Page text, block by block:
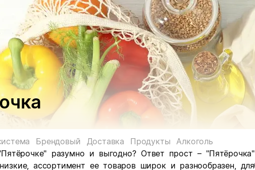
Брендовый Доставка Продукты
Алкоголь
разумно и выгодно? Ответ прост – "Пятёрочка"
ассортимент ее товаров широк и разнообразен, для